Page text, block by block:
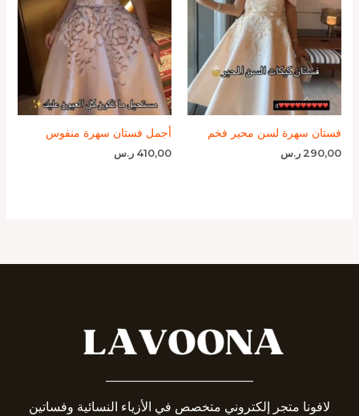
فستان سهرة لسن محير فخم
290,00 ر.س
أجمل فستان سهرة منفوس
410,00 ر.س
لافونا متجر إلكتروني متخصص في الأزياء النسائية وفساتين